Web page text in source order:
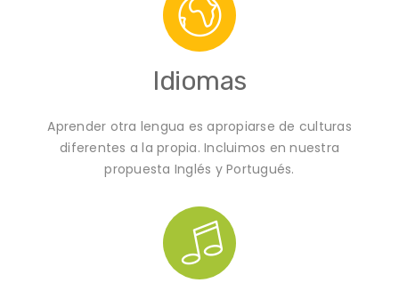
Idiomas
Aprender otra lengua es apropiarse de culturas
diferentes a la propia. Incluimos en nuestra
propuesta Inglés y Portugués.